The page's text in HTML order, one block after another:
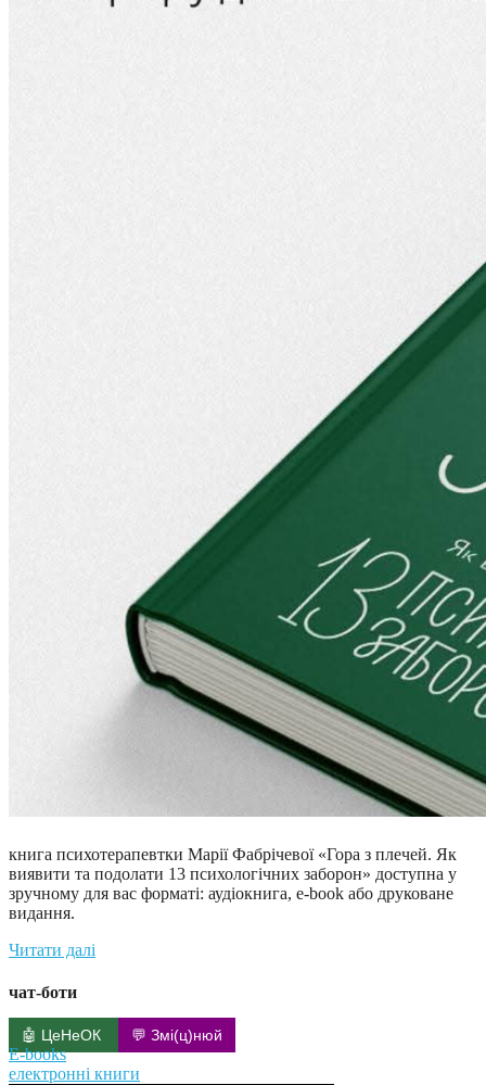
книга психотерапевтки Марії Фабрічевої «Гора з плечей. Як
виявити та подолати 13 психологічних заборон» доступна у
зручному для вас форматі: аудіокнига, e-book або друковане
видання.
Читати далі
чат-боти
🤖 ЦеНеОК 💬 Змі(ц)нюй
E-books
електронні книги